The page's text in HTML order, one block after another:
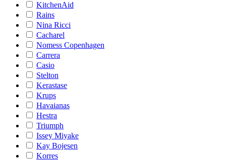
KitchenAid
Rains
Nina Ricci
Cacharel
Nomess Copenhagen
Carrera
Casio
Stelton
Kerastase
Krups
Havaianas
Hestra
Triumph
Issey Miyake
Kay Bojesen
Korres